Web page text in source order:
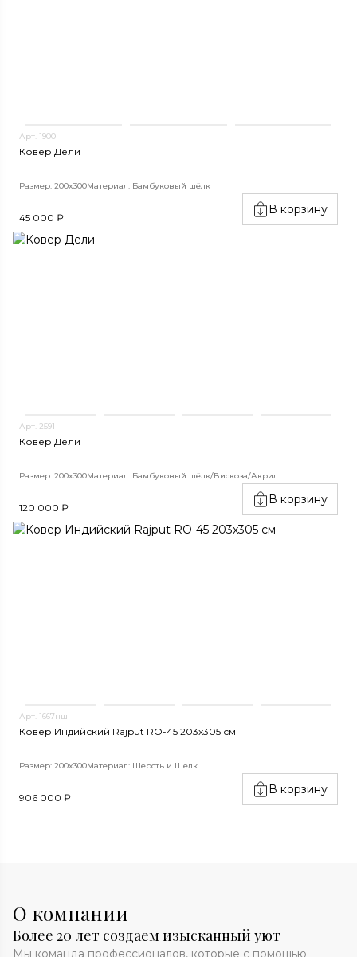
Арт. 1900
Ковер Дели
Размер: 200x300Материал: Бамбуковый шёлк
45 000 ₽
В корзину
Арт. 2591
Ковер Дели
Размер: 200x300Материал: Бамбуковый шёлк/Вискоза/Акрил
120 000 ₽
В корзину
Арт. 1667нш
Ковер Индийский Rajput RO-45 203x305 см
Размер: 200x300Материал: Шерсть и Шелк
906 000 ₽
В корзину
О компании
Более 20 лет создаем изысканный уют
Мы команда профессионалов, которые с помощью